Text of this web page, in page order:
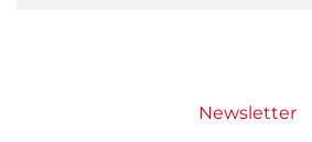
Newsletter